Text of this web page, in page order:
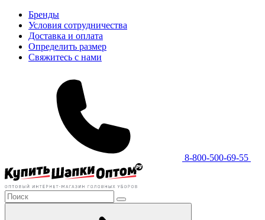
Бренды
Условия сотрудничества
Доставка и оплата
Определить размер
Свяжитесь с нами
8-800-500-69-55